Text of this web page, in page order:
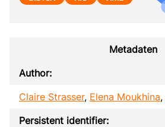
Metadaten
Author:
Claire Strasser, Elena Moukhina,
Persistent identifier: